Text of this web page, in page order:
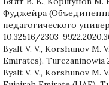
Фуджейра
педагогического
10.32516/2303-
Byalt V. V., Korshunov M.
Emirates). Turczaninowia
Byalt V. V., Korshunov M.